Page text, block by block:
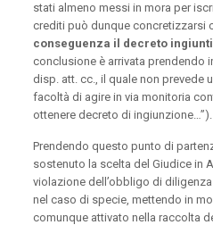
stati almeno messi in mora per
crediti può dunque concretizzarsi
conseguenza il decreto
conclusione è arrivata prendendo
disp. att. cc., il quale non prevede
facoltà di agire in via monitoria
ottenere decreto di ingiunzione…”).
Prendendo questo punto di
sostenuto la scelta del Giudice in
violazione dell’obbligo di
nel caso di specie, mettendo in
comunque attivato nella raccolta